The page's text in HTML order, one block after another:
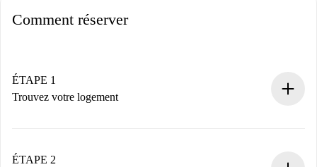
Comment réserver
ÉTAPE 1
Trouvez votre logement
Vous disposez à l’avance de toutes les informations
ÉTAPE 2